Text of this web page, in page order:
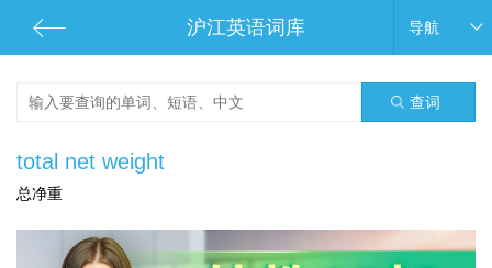
沪江英语词库 导航
查词
total net weight
总净重